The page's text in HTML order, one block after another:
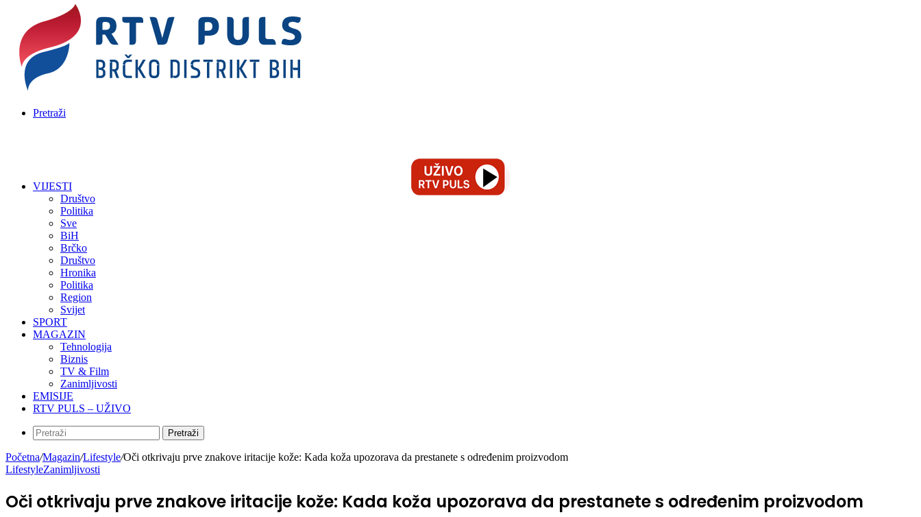
Pretraži
VIJESTI
Društvo
Politika
Sve
BiH
Brčko
Društvo
Hronika
Politika
Region
Svijet
SPORT
MAGAZIN
Tehnologija
Biznis
TV & Film
Zanimljivosti
EMISIJE
RTV PULS – UŽIVO
Pretraži
Početna/Magazin/Lifestyle/Oči otkrivaju prve znakove iritacije kože: Kada koža upozorava da prestanete s određenim proizvodom
LifestyleZanimljivosti
Oči otkrivaju prve znakove iritacije kože: Kada koža upozorava da prestanete s određenim proizvodom